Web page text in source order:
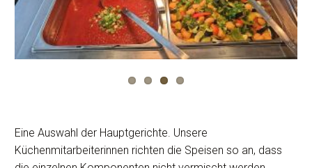
Eine Auswahl der Hauptgerichte. Unsere
Küchenmitarbeiterinnen richten die Speisen so an, dass